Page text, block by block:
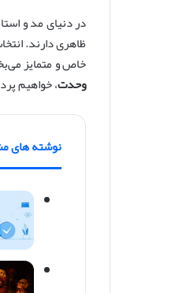
در دنیای مد و
ظاهری دارند.
خاص و متمایز
وحدت، خواهیم
نوشته های